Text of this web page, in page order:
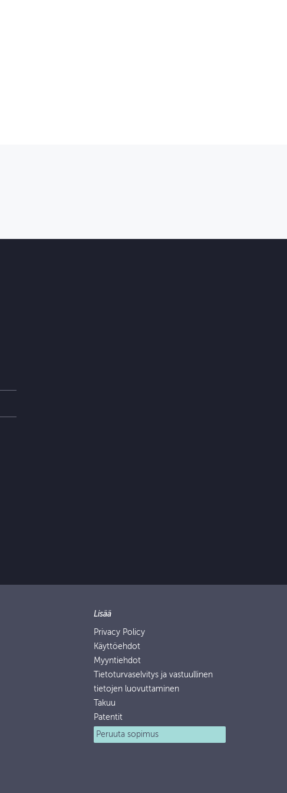
Lisää
Privacy Policy
Käyttöehdot
Myyntiehdot
Tietoturvaselvitys ja vastuullinen
tietojen luovuttaminen
Takuu
Patentit
Peruuta sopimus